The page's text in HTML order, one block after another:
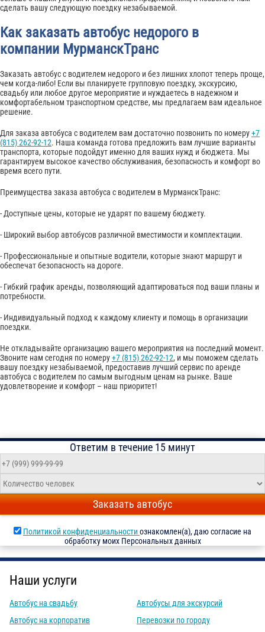
сделать вашу следующую поездку незабываемой.
Как заказать автобус недорого в
компании МурманскТранс
Заказать автобус с водителем недорого и без лишних хлопот теперь проще,
чем когда-либо! Если вы планируете групповую поездку, экскурсию,
свадьбу или любое другое мероприятие и нуждаетесь в надежном и
комфортабельном транспортном средстве, мы предлагаем вам идеальное
решение.
Для заказа автобуса с водителем вам достаточно позвонить по номеру+7
(815) 262-92-12. Наша команда готова предложить вам лучшие варианты
транспорта, которые подойдут именно для ваших нужд и бюджета. Мы
гарантируем высокое качество обслуживания, безопасность и комфорт во
время всего пути.
Преимущества заказа автобуса с водителем в МурманскТранс:
- Доступные цены, которые не ударят по вашему бюджету.
- Широкий выбор автобусов различной вместимости и комплектации.
- Профессиональные и опытные водители, которые знают маршрут и
обеспечат безопасность на дороге.
- Гибкий график аренды, позволяющий адаптироваться под ваши планы и
потребности.
- Индивидуальный подход к каждому клиенту и помощь в организации
поездки.
Не откладывайте организацию вашего мероприятия на последний момент.
Звоните нам сегодня по номеру+7 (815) 262-92-12, и мы поможем сделать
вашу поездку незабываемой, предоставив лучший сервис по аренде
автобуса с водителем по самым выгодным ценам на рынке. Ваше
удовлетворение и комфорт – наш приоритет!
Ответим в течение 15 минут
Заказать автобус
Политикой конфиденциальностиознакомлен(а), даю согласие на
обработку моих Персональных данных
Наши услуги
Автобус на свадьбу
Автобус на корпоратив
Автобусы для экскурсий
Перевозки по городу